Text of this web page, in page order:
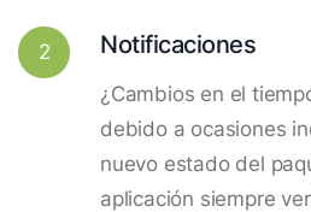
2 Notificaciones
¿Cambios en el
debido a ocasiones
nuevo estado del
aplicación siempre